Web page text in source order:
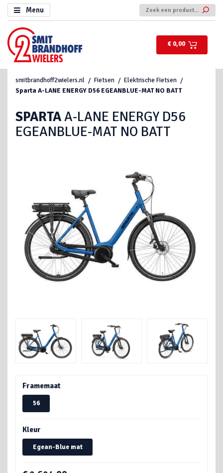
Menu
€ 0,00
smitbrandhoff2wielers.nl Fietsen
Elektrische Fietsen
SpartaA-LANE ENERGY D56 EGEANBLUE-MAT NO BATT
SPARTAA-LANE ENERGY D56
EGEANBLUE-MAT NO BATT
Framemaat
56
Kleur
Egean-Blue mat